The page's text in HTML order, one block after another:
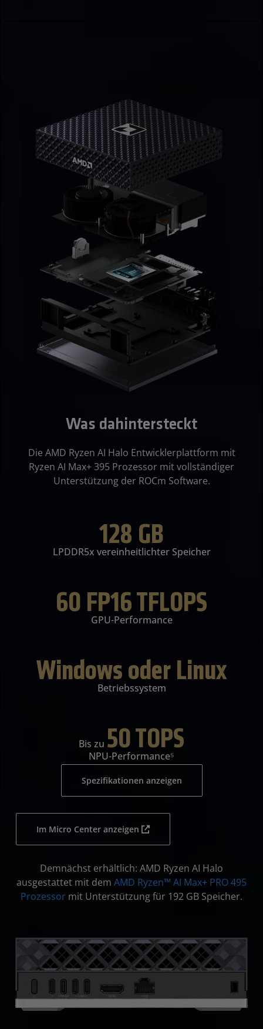
Was dahintersteckt
Die AMD Ryzen AI Halo Entwicklerplattform mit
Ryzen AI Max+ 395 Prozessor mit vollständiger
Unterstützung der ROCm Software.
128 GB
LPDDR5x vereinheitlichter Speicher
60 FP16 TFLOPS
GPU-Performance
Windows oder Linux
Betriebssystem
Bis zu 50 TOPS
NPU-Performance⁵
Spezifikationen anzeigen
Im Micro Center anzeigen
Demnächst erhältlich: AMD Ryzen AI Halo
ausgestattet mit dem AMD Ryzen™ AI Max+ PRO 495
Prozessor mit Unterstützung für 192 GB Speicher.